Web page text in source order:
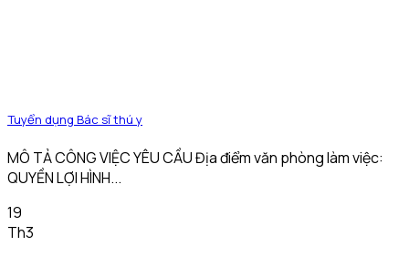
Tuyển dụng Bác sĩ thú y
MÔ TẢ CÔNG VIỆC YÊU CẦU Địa điểm văn phòng làm việc:
QUYỀN LỢI HÌNH...
19
Th3